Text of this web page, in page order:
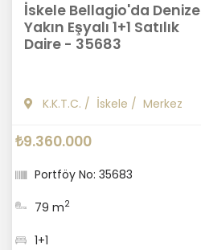
İskele Bellagio'da Denize
Yakın Eşyalı 1+1 Satılık
Daire - 35683
K.K.T.C. / İskele / Merkez
₺9.360.000
Portföy No: 35683
79 m2
1+1